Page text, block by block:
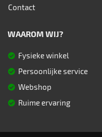
Contact
WAAROM WIJ?
Fysieke winkel
Persoonlijke service
Webshop
Ruime ervaring